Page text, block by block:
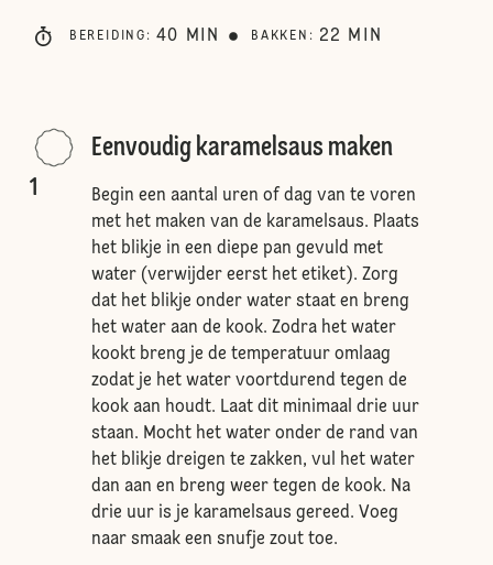
BEREIDING : 40 MIN BAKKEN : 22 MIN
1
Eenvoudig karamelsaus maken
Begin een aantal uren of dag van te voren
met het maken van de karamelsaus. Plaats
het blikje in een diepe pan gevuld met
water (verwijder eerst het etiket). Zorg
dat het blikje onder water staat en breng
het water aan de kook. Zodra het water
kookt breng je de temperatuur omlaag
zodat je het water voortdurend tegen de
kook aan houdt. Laat dit minimaal drie uur
staan. Mocht het water onder de rand van
het blikje dreigen te zakken, vul het water
dan aan en breng weer tegen de kook. Na
drie uur is je karamelsaus gereed. Voeg
naar smaak een snufje zout toe.